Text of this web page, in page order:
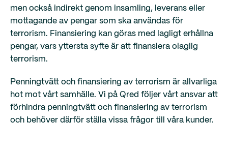
men också indirekt genom insamling, leverans eller
mottagande av pengar som ska användas för
terrorism. Finansiering kan göras med lagligt erhållna
pengar, vars yttersta syfte är att finansiera olaglig
terrorism.
Penningtvätt och finansiering av terrorism är allvarliga
hot mot vårt samhälle. Vi på Qred följer vårt ansvar att
förhindra penningtvätt och finansiering av terrorism
och behöver därför ställa vissa frågor till våra kunder.